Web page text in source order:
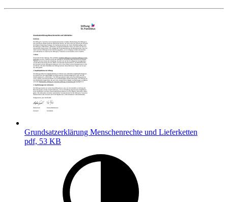
Grundsatzerklärung Menschenrechte und Lieferketten
pdf, 53 KB